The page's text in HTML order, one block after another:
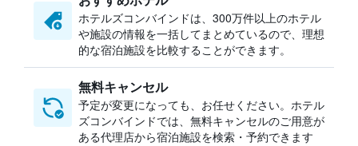
ホテルズコンバインドは、300万件以上のホテル
や施設の情報を一括してまとめているので、理想
的な宿泊施設を比較することができます。
無料キャンセル
予定が変更になっても、お任せください。ホテル
ズコンバインドでは、無料キャンセルのご用意が
ある代理店から宿泊施設を検索・予約できます